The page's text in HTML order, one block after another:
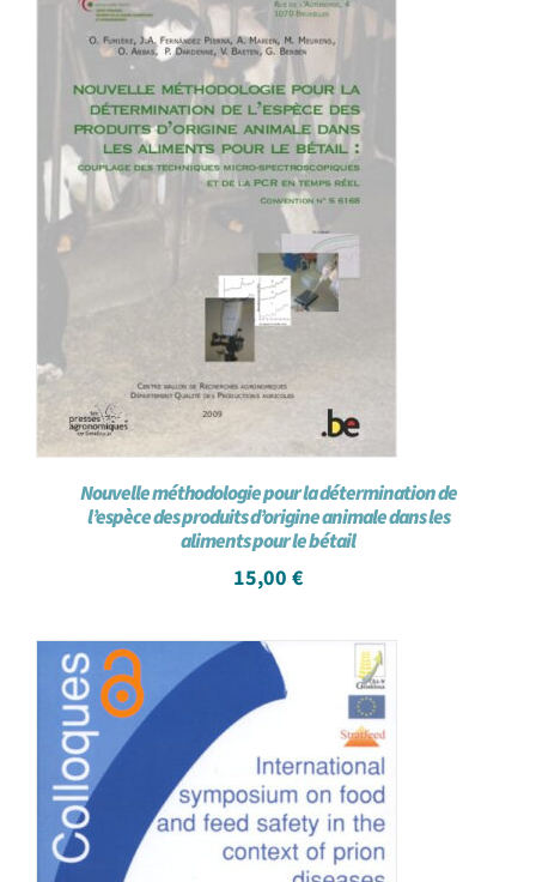
Achat en ligne
Panier WooCommerce
Nouvelle méthodologie pour la détermination de
l’espèce des produits d’origine animale dans les
aliments pour le bétail
15,00 €